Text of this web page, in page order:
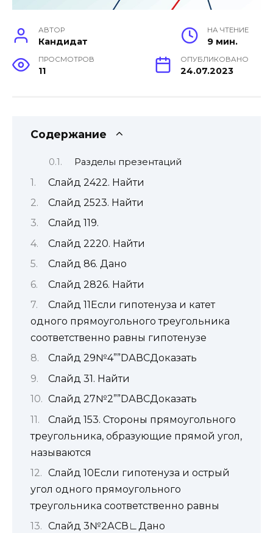
АВТОР
Кандидат
НА ЧТЕНИЕ
9 мин.
ПРОСМОТРОВ
11
ОПУБЛИКОВАНО
24.07.2023
Содержание
Разделы презентаций
Слайд 2422. Найти
Слайд 2523. Найти
Слайд 119.
Слайд 2220. Найти
Слайд 86. Дано
Слайд 2826. Найти
Слайд 11Если гипотенуза и катет
одного прямоугольного треугольника
соответственно равны гипотенузе
Слайд 29№4””DАВСДоказать
Слайд 31. Найти
Слайд 27№2””DАВСДоказать
Слайд 153. Стороны прямоугольного
треугольника, образующие прямой угол,
называются
Слайд 10Если гипотенуза и острый
угол одного прямоугольного
треугольника соответственно равны
Слайд 3№2АСВ∟Дано